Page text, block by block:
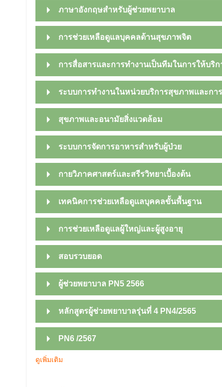
ภาษาอังกฤษสำหรับผู้ช่วยพยาบาล
การช่วยเหลือดูแลบุคคลด้านสุขภาพจิต
การสื่อสารและการทำงานเป็นทีมในการให้บริ
ระบบการทำงานในหน่วยบริการสุขภาพและก
สุขภาพและอนามัยสิ่งแวดล้อม
ระบบการจัดการอาหารสำหรับผู้ป่วย
กายวิภาคศาสตร์และสรีรวิทยาเบื้องต้น
เทคนิคการช่วยเหลือดูแลบุคคลขั้นพื้นฐาน
การช่วยเหลือดูแลผู้ใหญ่และผู้สูงอายุ
สอบรวบยอด
ผู้ช่วยพยาบาล PN5 2566
หลักสูตรผู้ช่วยพยาบาลรุ่นที่ 4 PN4/2565
PN6 /2567
ดูเพิ่มเติม